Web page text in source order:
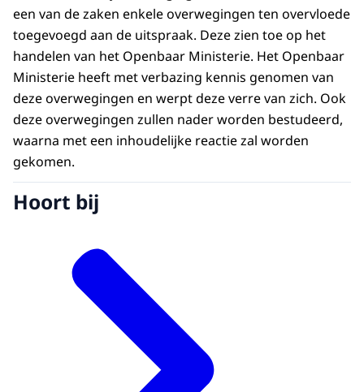
een van de zaken enkele overwegingen ten overvloede
toegevoegd aan de uitspraak. Deze zien toe op het
handelen van het Openbaar Ministerie. Het Openbaar
Ministerie heeft met verbazing kennis genomen van
deze overwegingen en werpt deze verre van zich. Ook
deze overwegingen zullen nader worden bestudeerd,
waarna met een inhoudelijke reactie zal worden
gekomen.
Hoort bij